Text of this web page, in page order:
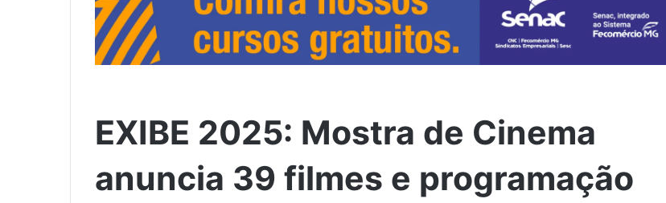
EXIBE 2025: Mostra de Cinema
anuncia 39 filmes e programação